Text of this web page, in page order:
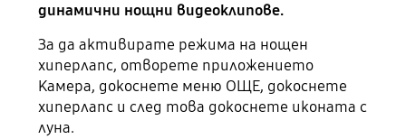
динамични нощни видеоклипове.
За да активирате режима на нощен
хиперлапс, отворете приложението
Камера, докоснете меню ОЩЕ, докоснете
хиперлапс и след това докоснете иконата с
луна.